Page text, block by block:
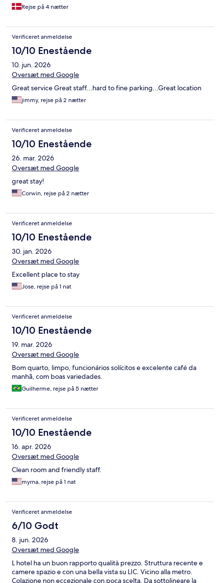
Rejse på 4 nætter
Verificeret anmeldelse
10/10 Enestående
10. jun. 2026
Oversæt med Google
Great service Great staff...hard to fine parking...Great location
jimmy, rejse på 2 nætter
Verificeret anmeldelse
10/10 Enestående
26. mar. 2026
Oversæt med Google
great stay!
Corwin, rejse på 2 nætter
Verificeret anmeldelse
10/10 Enestående
30. jan. 2026
Oversæt med Google
Excellent place to stay
Jose, rejse på 1 nat
Verificeret anmeldelse
10/10 Enestående
19. mar. 2026
Oversæt med Google
Bom quarto, limpo, funcionários solícitos e excelente café da
manhã, com boas variedades.
Guilherme, rejse på 5 nætter
Verificeret anmeldelse
10/10 Enestående
16. apr. 2026
Oversæt med Google
Clean room and friendly staff.
myrna, rejse på 1 nat
Verificeret anmeldelse
6/10 Godt
8. jun. 2026
Oversæt med Google
L hotel ha un buon rapporto qualità prezzo. Struttura recente e
camere spazio e con una bella vista su LIC. Vicino alla metro.
Colazione non eccezionale con poca scelta. Da sottolineare la